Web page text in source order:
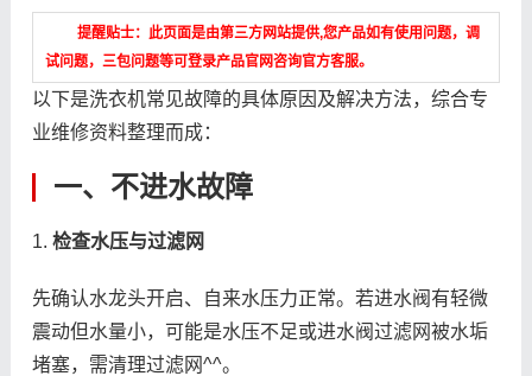
提醒贴士：此页面是由第三方网站提供,您产品如有使用问题，调
试问题，三包问题等可登录产品官网咨询官方客服。
以下是洗衣机常见故障的具体原因及解决方法，综合专
业维修资料整理而成：
一、不进水故障
1. 检查水压与过滤网
先确认水龙头开启、自来水压力正常。若进水阀有轻微
震动但水量小，可能是水压不足或进水阀过滤网被水垢
堵塞，需清理过滤网^^。